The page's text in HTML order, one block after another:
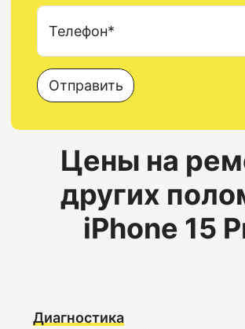
Телефон*
Отправить
Цены на
других
iPhone 15
Диагностика